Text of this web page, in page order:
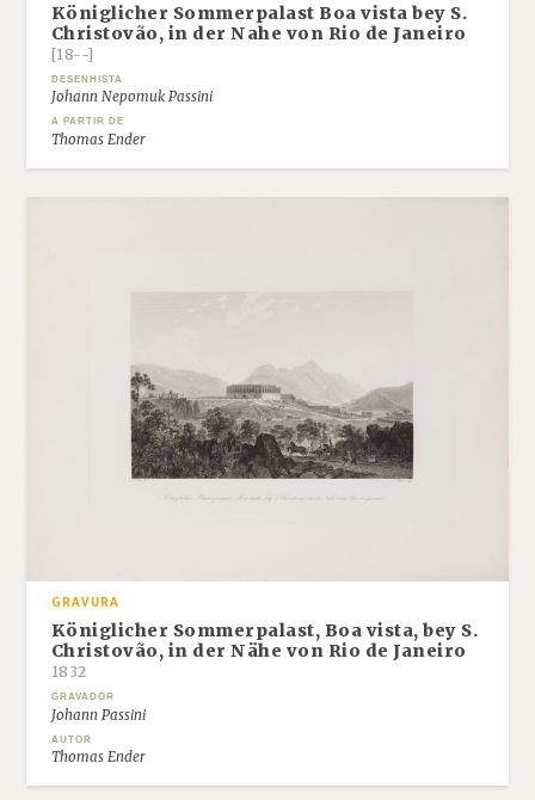
Königlicher Sommerpalast Boa vista bey S.
Christovão, in der Nahe von Rio de Janeiro
[18--]
DESENHISTA
Johann Nepomuk Passini
A PARTIR DE
Thomas Ender
GRAVURA
Königlicher Sommerpalast, Boa vista, bey S.
Christovão, in der Nähe von Rio de Janeiro
1832
GRAVADOR
Johann Passini
AUTOR
Thomas Ender